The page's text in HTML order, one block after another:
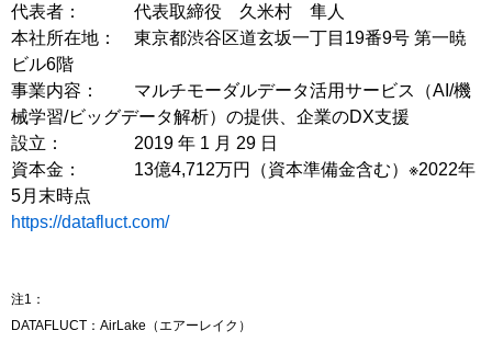
代表者： 代表取締役 久米村 隼人
本社所在地： 東京都渋谷区道玄坂一丁目19番9号 第一暁
ビル6階
事業内容： マルチモーダルデータ活用サービス（AI/機
械学習/ビッグデータ解析）の提供、企業のDX支援
設立： 2019 年 1 月 29 日
資本金： 13億4,712万円（資本準備金含む）※2022年
5月末時点
https://datafluct.com/
注1：
DATAFLUCT：AirLake（エアーレイク）